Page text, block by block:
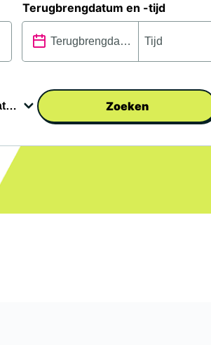
Terugbrengdatum en -tijd
Zoeken